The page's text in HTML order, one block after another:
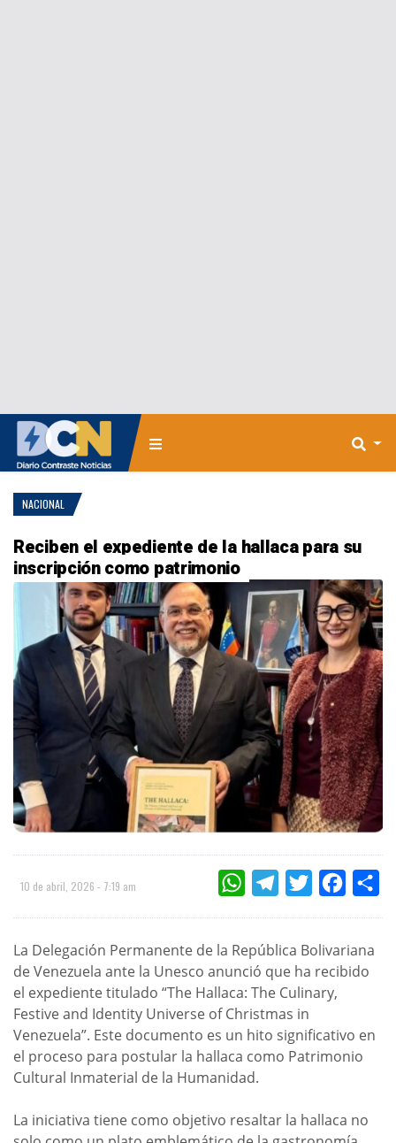
NACIONAL
Reciben el expediente de la hallaca para su
inscripción como patrimonio
10 de abril, 2026 - 7:19 am WHATSAPPTELEGRAMTWITTER
La Delegación Permanente de la República Bolivariana
de Venezuela ante la Unesco anunció que ha recibido
el expediente titulado “The Hallaca: The Culinary,
Festive and Identity Universe of Christmas in
Venezuela”. Este documento es un hito significativo en
el proceso para postular la hallaca como Patrimonio
Cultural Inmaterial de la Humanidad.
La iniciativa tiene como objetivo resaltar la hallaca no